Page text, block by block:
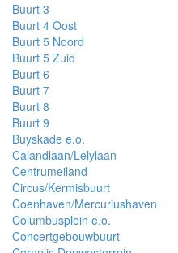
Buurt 3
Buurt 4 Oost
Buurt 5 Noord
Buurt 5 Zuid
Buurt 6
Buurt 7
Buurt 8
Buurt 9
Buyskade e.o.
Calandlaan/Lelylaan
Centrumeiland
Circus/Kermisbuurt
Coenhaven/Mercuriushaven
Columbusplein e.o.
Concertgebouwbuurt